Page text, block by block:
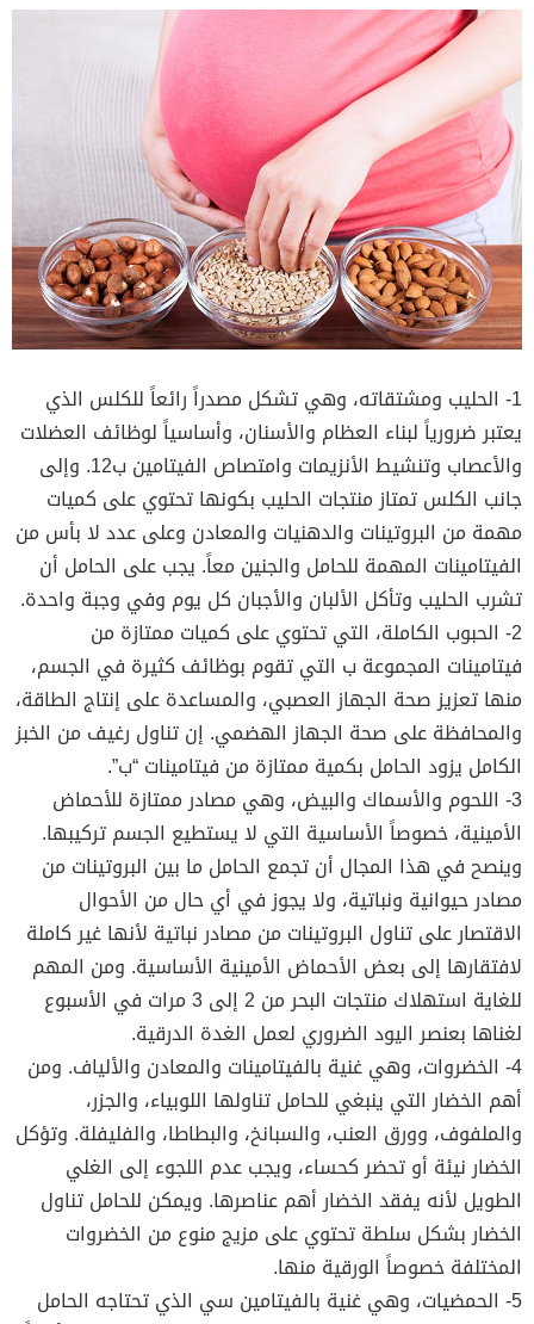
1- الحليب ومشتقاته، وهي تشكل مصدراً رائعاً للكلس الذي
يعتبر ضرورياً لبناء العظام والأسنان، وأساسياً لوظائف العضلات
والأعصاب وتنشيط الأنزيمات وامتصاص الفيتامين ب12. وإلى
جانب الكلس تمتاز منتجات الحليب بكونها تحتوي على كميات
مهمة من البروتينات والدهنيات والمعادن وعلى عدد لا بأس من
الفيتامينات المهمة للحامل والجنين معاً. يجب على الحامل أن
تشرب الحليب وتأكل الألبان والأجبان كل يوم وفي وجبة واحدة.
2- الحبوب الكاملة، التي تحتوي على كميات ممتازة من
فيتامينات المجموعة ب التي تقوم بوظائف كثيرة في الجسم،
منها تعزيز صحة الجهاز العصبي، والمساعدة على إنتاج الطاقة،
والمحافظة على صحة الجهاز الهضمي. إن تناول رغيف من الخبز
الكامل يزود الحامل بكمية ممتازة من فيتامينات “ب”.
3- اللحوم والأسماك والبيض، وهي مصادر ممتازة للأحماض
الأمينية، خصوصاً الأساسية التي لا يستطيع الجسم تركيبها.
وينصح في هذا المجال أن تجمع الحامل ما بين البروتينات من
مصادر حيوانية ونباتية، ولا يجوز في أي حال من الأحوال
الاقتصار على تناول البروتينات من مصادر نباتية لأنها غير كاملة
لافتقارها إلى بعض الأحماض الأمينية الأساسية. ومن المهم
للغاية استهلاك منتجات البحر من 2 إلى 3 مرات في الأسبوع
لغناها بعنصر اليود الضروري لعمل الغدة الدرقية.
4- الخضروات، وهي غنية بالفيتامينات والمعادن والألياف. ومن
أهم الخضار التي ينبغي للحامل تناولها اللوبياء، والجزر،
والملفوف، وورق العنب، والسبانخ، والبطاطا، والفليفلة. وتؤكل
الخضار نيئة أو تحضر كحساء، ويجب عدم اللجوء إلى الغلي
الطويل لأنه يفقد الخضار أهم عناصرها. ويمكن للحامل تناول
الخضار بشكل سلطة تحتوي على مزيج منوع من الخضروات
المختلفة خصوصاً الورقية منها.
5- الحمضيات، وهي غنية بالفيتامين سي الذي تحتاجه الحامل